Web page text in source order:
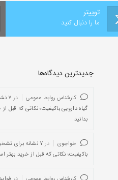
توییتر
ما را دنبال کنید
جدیدترین دیدگاه‌‌ها
کارشناس روابط عمومی در
۷
گیاه دارویی باکیفیت؛ نکاتی که قبل
بدانید
خواجوی در
۷ نشانه برای
باکیفیت؛ نکاتی که قبل از خرید بهتر